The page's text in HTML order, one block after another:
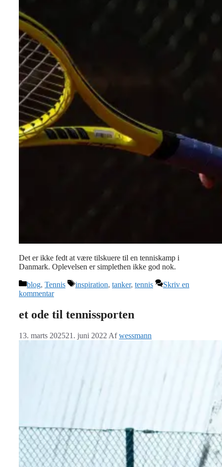
Det er ikke fedt at være tilskuere til en tenniskamp i
Danmark. Oplevelsen er simplethen ikke god nok.
Kategorier
blog, Tennis Tags
inspiration, tanker, tennis
Skriv en
kommentar
et ode til tennissporten
13. marts 202521. juni 2022 Afwessmann